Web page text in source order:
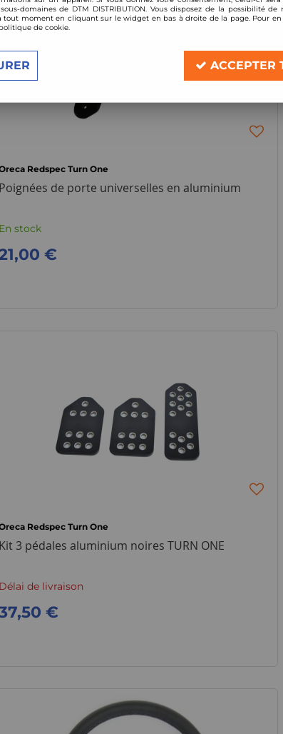
Redspec Turn One
Poignées de porte universelles en aluminium
En stock
€
Redspec Turn One
Kit 3 pédales aluminium noires TURN ONE
Délai de livraison
€
domaines de DTM DISTRIBUTION. Vous disposez de la possibilité de
tout moment en cliquant sur le widget en bas à droite de la page. Pour en
de cookie.
ACCEPTER